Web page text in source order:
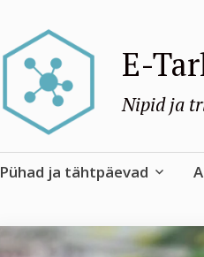
E-
Nipid ja
Skip
Pühad ja tähtpäevad